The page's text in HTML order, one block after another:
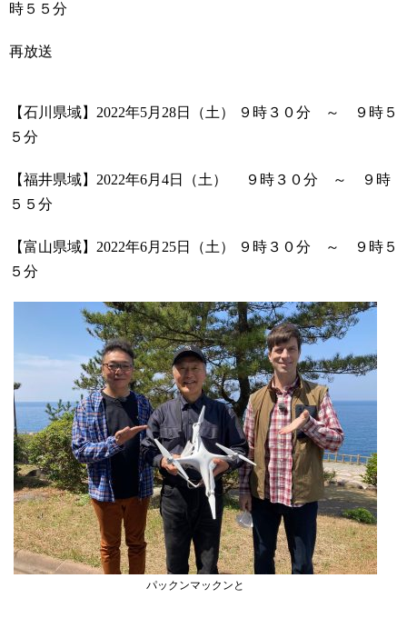
時５５分
再放送
【石川県域】 2022年5月28日（土） ９時３０分 ～ ９時５
５分
【福井県域】 2022年6月4日（土） ９時３０分 ～ ９時
５５分
【富山県域】 2022年6月25日（土） ９時３０分 ～ ９時５
５分
パックンマックンと